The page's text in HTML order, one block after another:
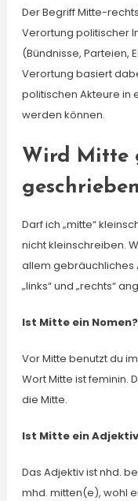
Der Begriff Mitte-
Verortung politischer
(Bündnisse, Parteien,
Verortung basiert
politischen Akteure in
werden können.
Wird Mitte
Darf ich „mitte“
nicht kleinschreiben.
allem gebräuchliches
„links“ und „rechts“
Ist Mitte ein Nomen?
Vor Mitte benutzt du
Wort Mitte ist feminin.
die Mitte.
Ist Mitte ein
Das Adjektiv ist nhd.
mhd. mitten(e), wohl